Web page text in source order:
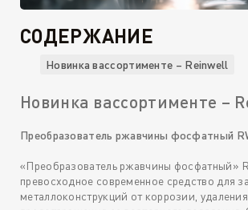
СОДЕРЖАНИЕ
Новинка вассортименте – Reinwell
Новинка вассортименте –
Преобразователь ржавчины фосфатный
«Преобразователь ржавчины фосфатный»
превосходное современное средство для
металлоконструкций от коррозии,